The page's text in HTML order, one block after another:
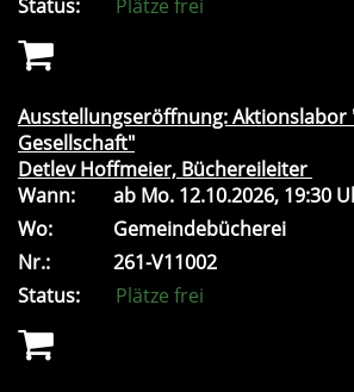
Status:
Plätze frei
Ausstellungseröffnung: Aktionslabor
Gesellschaft"
Detlev Hoffmeier, Büchereileiter
Wann:
ab Mo. 12.10.2026, 19:30
Wo:
Gemeindebücherei
Nr.:
261-V11002
Status:
Plätze frei